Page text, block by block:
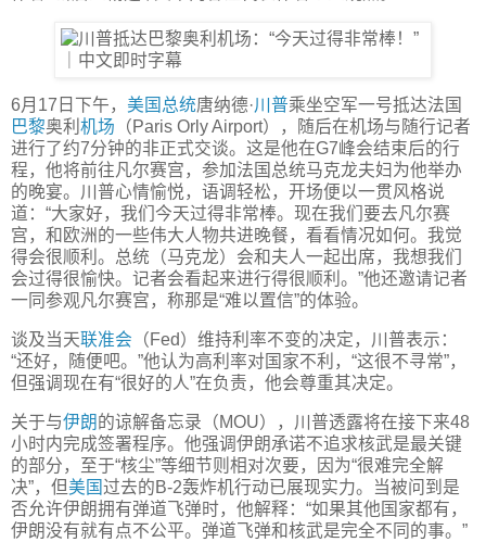
6月17日下午， 美国总统唐纳德·川普乘坐空军一号抵达法国
巴黎奥利 机场 （Paris Orly Airport），随后在机场与随行记者
进行了约7分钟的非正式交谈。这是他在G7峰会结束后的行
程，他将前往凡尔赛宫，参加法国总统马克龙夫妇为他举办
的晚宴。川普心情愉悦，语调轻松，开场便以一贯风格说
道：“大家好，我们今天过得非常棒。现在我们要去凡尔赛
宫，和欧洲的一些伟大人物共进晚餐，看看情况如何。我觉
得会很顺利。总统（马克龙）会和夫人一起出席，我想我们
会过得很愉快。记者会看起来进行得很顺利。”他还邀请记者
一同参观凡尔赛宫，称那是“难以置信”的体验。
谈及当天联准会 （Fed）维持利率不变的决定，川普表示：
“还好，随便吧。”他认为高利率对国家不利，“这很不寻常”，
但强调现在有“很好的人”在负责，他会尊重其决定。
关于与伊朗的谅解备忘录（MOU），川普透露将在接下来48
小时内完成签署程序。他强调伊朗承诺不追求核武是最关键
的部分，至于“核尘”等细节则相对次要，因为“很难完全解
决”，但美国过去的B-2轰炸机行动已展现实力。当被问到是
否允许伊朗拥有弹道飞弹时，他解释：“如果其他国家都有，
伊朗没有就有点不公平。弹道飞弹和核武是完全不同的事。”